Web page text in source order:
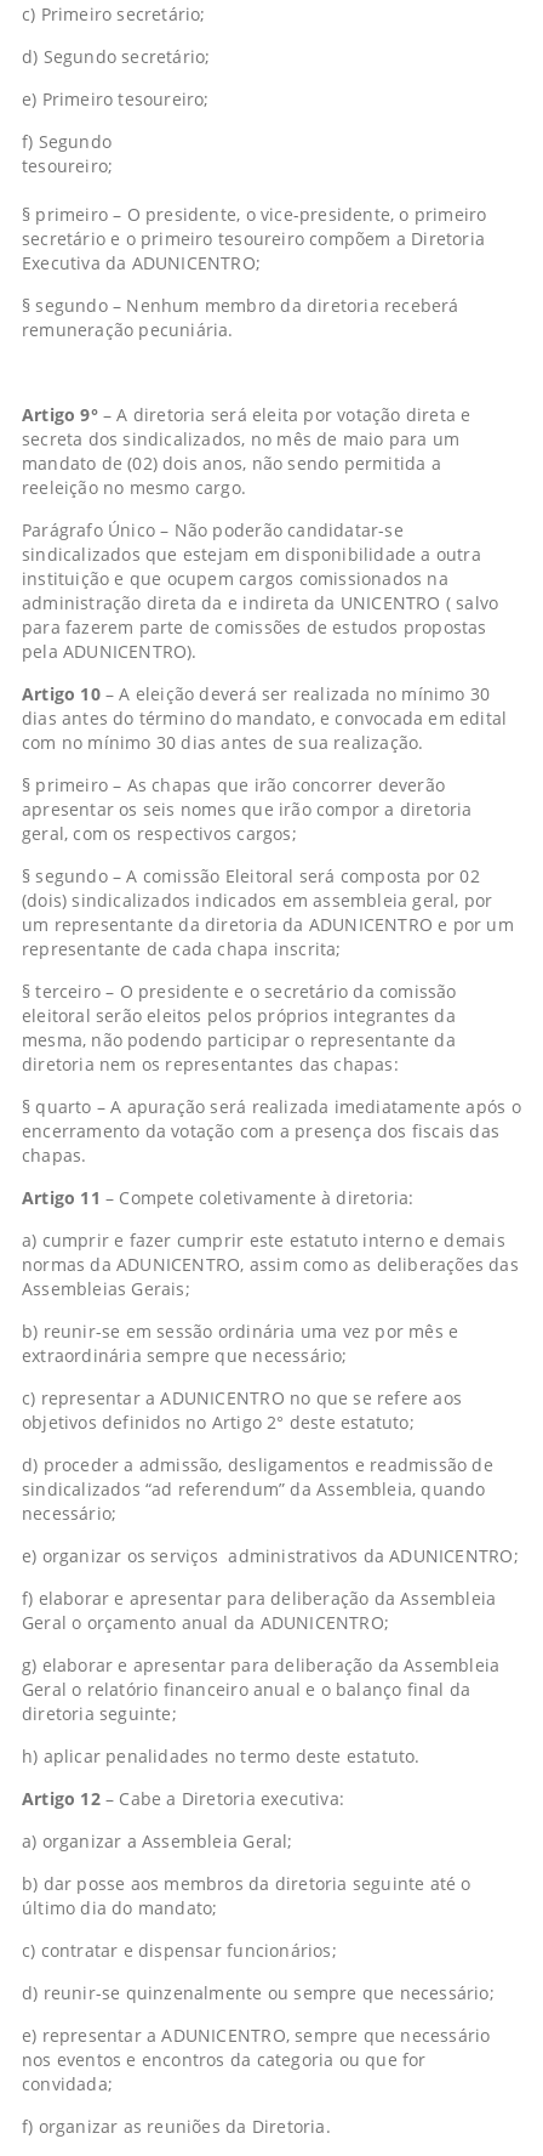
c) Primeiro secretário;
d) Segundo secretário;
e) Primeiro tesoureiro;
f) Segundo
§ primeiro – O presidente, o vice-presidente, o primeiro
secretário e o primeiro tesoureiro compõem a Diretoria
Executiva da ADUNICENTRO;
§ segundo – Nenhum membro da diretoria receberá
remuneração pecuniária.
Artigo 9°– A diretoria será eleita por votação direta e
secreta dos sindicalizados, no mês de maio para um
mandato de (02) dois anos, não sendo permitida a
reeleição no mesmo cargo.
Parágrafo Único – Não poderão candidatar-se
sindicalizados que estejam em disponibilidade a outra
instituição e que ocupem cargos comissionados na
administração direta da e indireta da UNICENTRO ( salvo
para fazerem parte de comissões de estudos propostas
pela ADUNICENTRO).
Artigo 10 – A eleição deverá ser realizada no mínimo 30
dias antes do término do mandato, e convocada em edital
com no mínimo 30 dias antes de sua realização.
§ primeiro – As chapas que irão concorrer deverão
apresentar os seis nomes que irão compor a diretoria
geral, com os respectivos cargos;
§ segundo – A comissão Eleitoral será composta por 02
(dois) sindicalizados indicados em assembleia geral, por
um representante da diretoria da ADUNICENTRO e por um
representante de cada chapa inscrita;
§ terceiro – O presidente e o secretário da comissão
eleitoral serão eleitos pelos próprios integrantes da
mesma, não podendo participar o representante da
diretoria nem os representantes das chapas:
§ quarto – A apuração será realizada imediatamente após o
encerramento da votação com a presença dos fiscais das
chapas.
Artigo 11 – Compete coletivamente à diretoria:
a) cumprir e fazer cumprir este estatuto interno e demais
normas da ADUNICENTRO, assim como as deliberações das
Assembleias Gerais;
b) reunir-se em sessão ordinária uma vez por mês e
extraordinária sempre que necessário;
c) representar a ADUNICENTRO no que se refere aos
objetivos definidos no Artigo 2° deste estatuto;
d) proceder a admissão, desligamentos e readmissão de
sindicalizados “ad referendum” da Assembleia, quando
necessário;
e) organizar os serviços administrativos da ADUNICENTRO;
f) elaborar e apresentar para deliberação da Assembleia
Geral o orçamento anual da ADUNICENTRO;
g) elaborar e apresentar para deliberação da Assembleia
Geral o relatório financeiro anual e o balanço final da
diretoria seguinte;
h) aplicar penalidades no termo deste estatuto.
Artigo 12– Cabe a Diretoria executiva:
a) organizar a Assembleia Geral;
b) dar posse aos membros da diretoria seguinte até o
último dia do mandato;
c) contratar e dispensar funcionários;
d) reunir-se quinzenalmente ou sempre que necessário;
e) representar a ADUNICENTRO, sempre que necessário
nos eventos e encontros da categoria ou que for
convidada;
f) organizar as reuniões da Diretoria.